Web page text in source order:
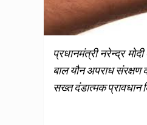
प्रधानमंत्री नरेन्‍द्र
बाल यौन अपराध
सख्‍त दंडात्‍मक प्रावधान